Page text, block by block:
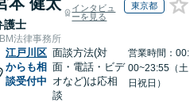
護士
インタビュ
ーを見る
東京都
法律事務所
江戸川区
からも相
談受付中
面談方法(対
面・電話・ビデ
オなど)は応相
談
営業時間：00:
00~23:55（土
日祝日）